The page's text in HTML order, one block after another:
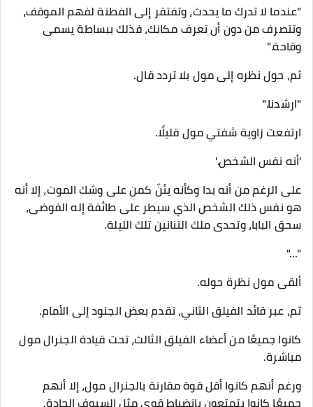
"عندما لا تدرك ما يحدث، وتفتقر إلى الفطنة لفهم الموقف،
وتتصرف من دون أن تعرف مكانك، فذلك ببساطة يسمى
وقاحة."
ثم، حول نظره إلى مول بلا تردد قال.
"ارشدنا."
ارتفعت زاوية شفتي مول قليلًا.
'أنه نفس الشخص.'
على الرغم من أنه بدا وكأنه يئنّ كمن على وشك الموت، إلا أنه
هو نفس ذلك الشخص الذي سيطر على طائفة إله الفوضى،
سحق البابا، وتحدى ملك التنانين تلك الليلة.
"…"
ألقى مول نظرة حوله.
ثم، عبر قائد الفيلق الثاني، تقدم بعض الجنود إلى الأمام.
كانوا جميعًا من أعضاء الفيلق الثالث، تحت قيادة الجنرال مول
مباشرة.
ورغم أنهم كانوا أقل قوة مقارنة بالجنرال مول، إلا أنهم
جميعًا كانوا يتمتعون بانضباط قوي مثل السيوف الحادة.